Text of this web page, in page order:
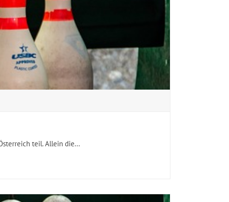
teil. Allein die...